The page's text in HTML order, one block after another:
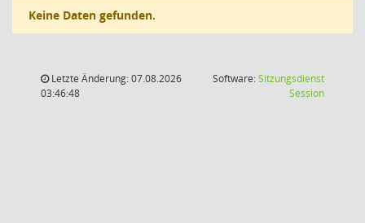
Keine Daten gefunden.
Letzte Änderung: 07.08.2026
03:46:48
Software:Sitzungsdienst
Session(Wird in